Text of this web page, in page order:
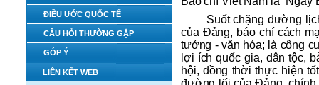
ĐIỀU ƯỚC QUỐC TẾ
CÂU HỎI THƯỜNG GẶP
GÓP Ý
LIÊN KẾT WEB
Suốt chặng đường
của Đảng, báo chí cách
tưởng - văn hóa; là công
lợi ích quốc gia, dân tộc,
hội, đồng thời thực hiện